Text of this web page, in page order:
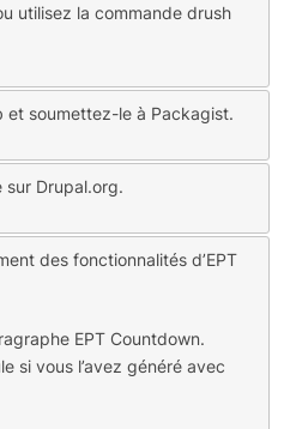
utilisez la commande drush
et soumettez-le à Packagist.
sur Drupal.org.
des fonctionnalités d’EPT
EPT Countdown.
si vous l’avez généré avec